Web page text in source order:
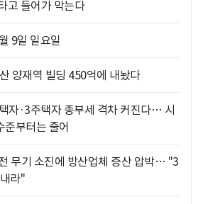
고 들어가 막는다
9일 일요일
양재역 빌딩 450억에 내놨다
자·3주택자 종부세 격차 커진다… 시
준부터는 줄어
무기 소진에 방산업체 증산 압박… "3
라"